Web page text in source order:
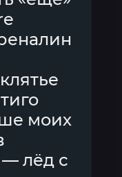
моих
— лёд с